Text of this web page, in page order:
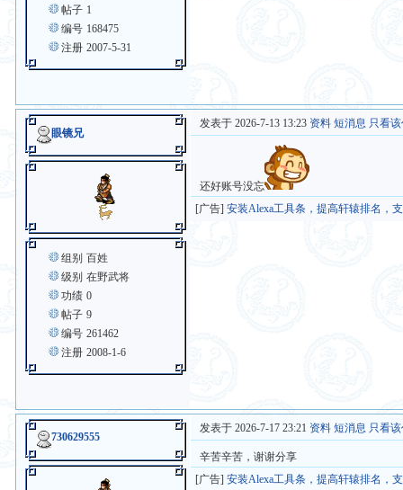
帖子 1
编号 168475
注册 2007-5-31
眼镜兄
组别 百姓
级别 在野武将
功绩 0
帖子 9
编号 261462
注册 2008-1-6
发表于 2026-7-13 13:23 资料 短消息 只看
还好账号没忘
[广告]安装Alexa工具条，提高轩辕排名，
730629555
发表于 2026-7-17 23:21 资料 短消息 只看
辛苦辛苦，谢谢分享
[广告]安装Alexa工具条，提高轩辕排名，